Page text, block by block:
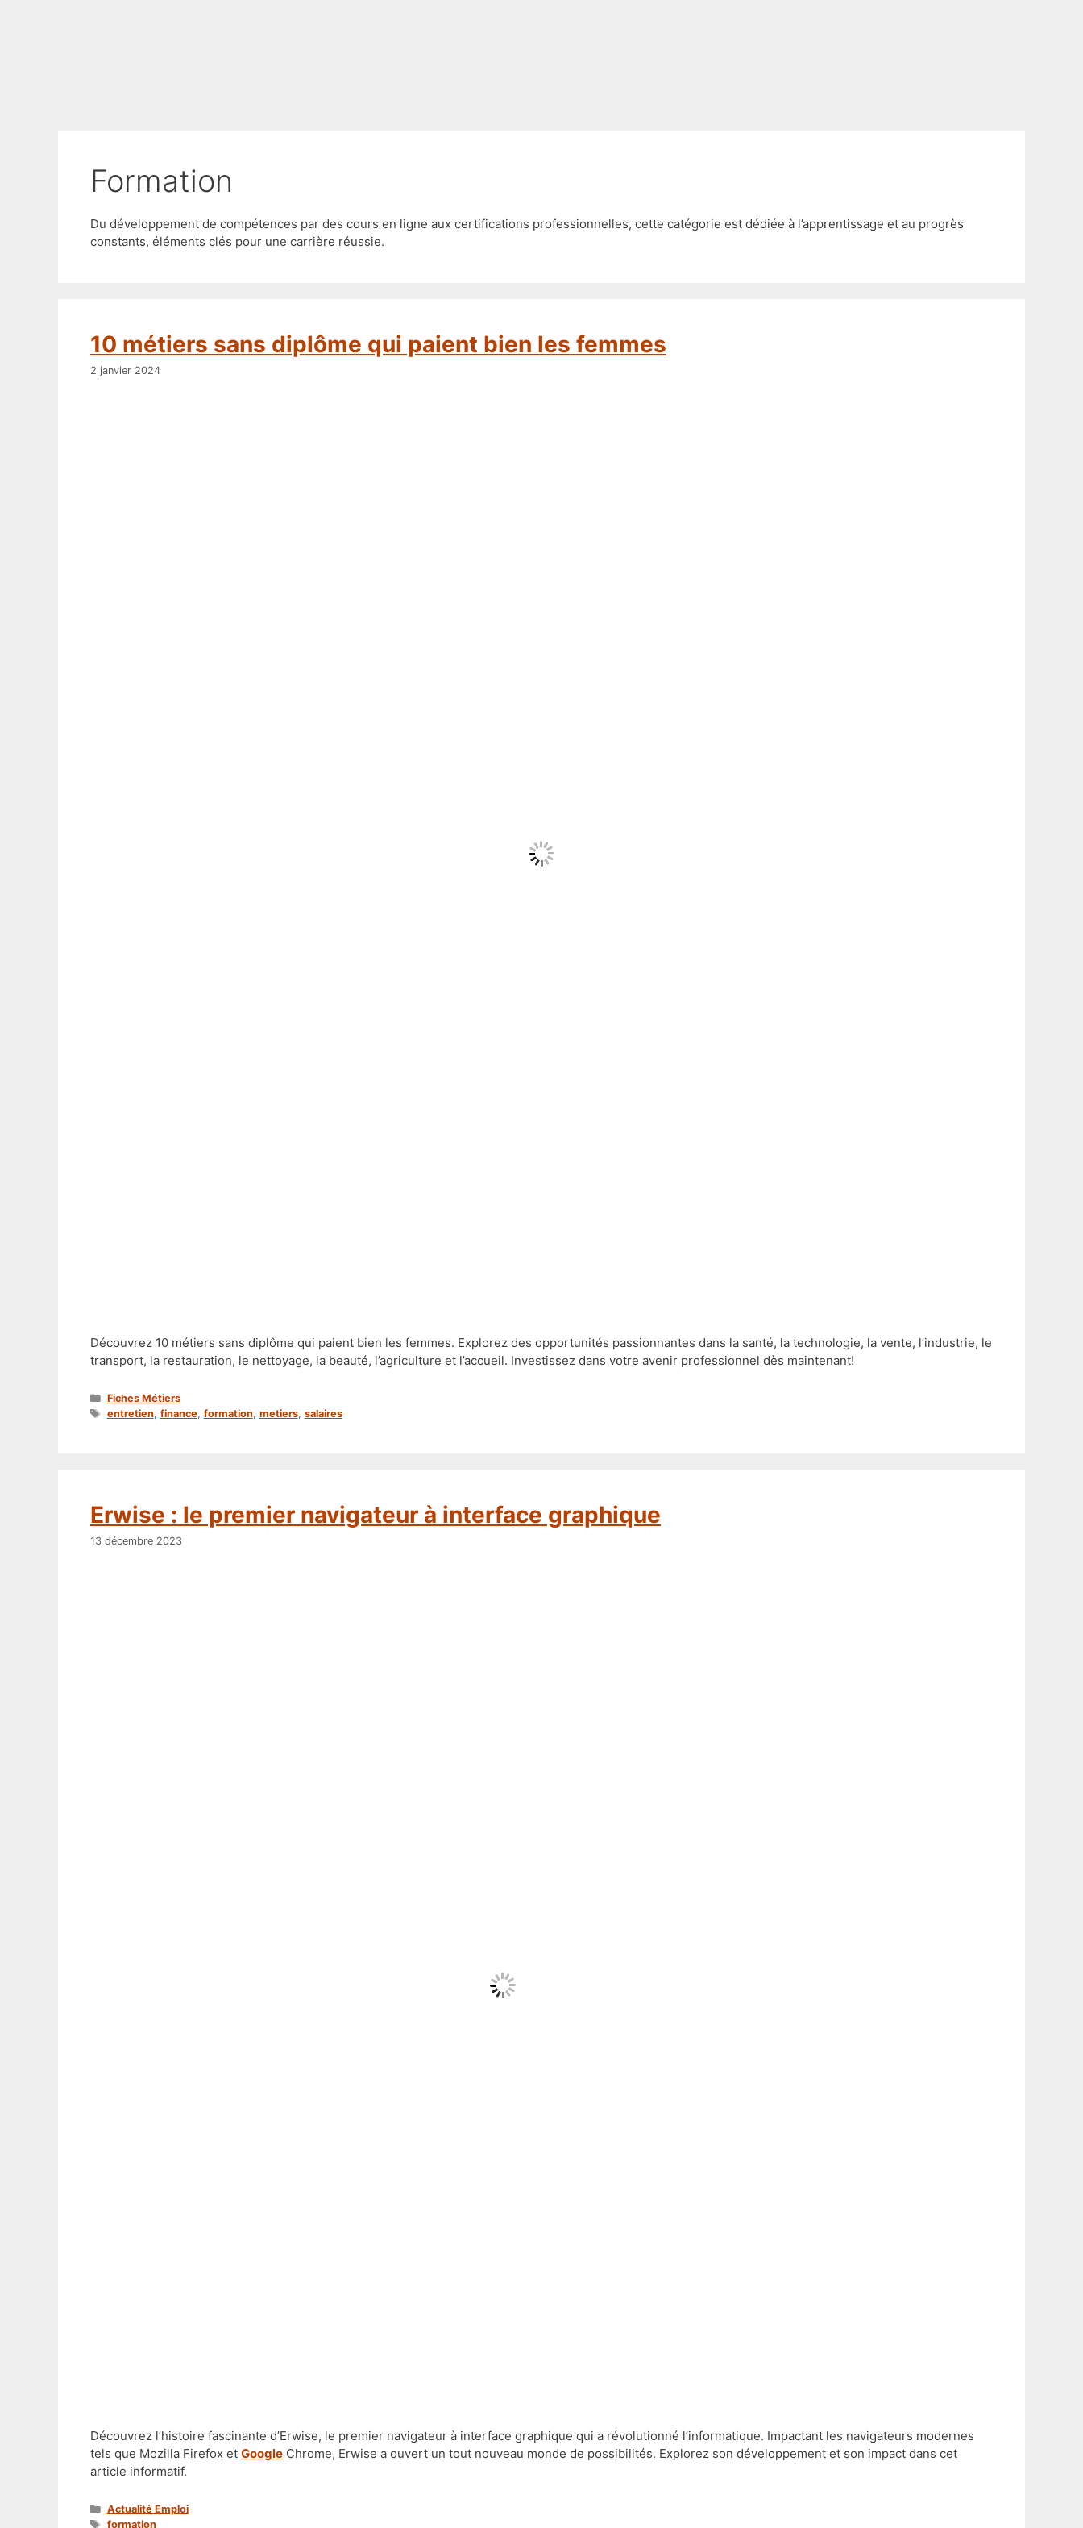
formation
Du développement de compétences par des cours en ligne aux certifications professionnelles, cette catégorie est dédiée à l’apprentissage et au progrès
constants, éléments clés pour une carrière réussie.
10 métiers sans diplôme qui paient bien les femmes
2 janvier 2024
Découvrez 10 métiers sans diplôme qui paient bien les femmes. Explorez des opportunités passionnantes dans la santé, la technologie, la vente, l’industrie, le
transport, la restauration, le nettoyage, la beauté, l’agriculture et l’accueil. Investissez dans votre avenir professionnel dès maintenant!
Catégories
Fiches Métiers
Étiquettes
entretien, finance, formation, metiers, salaires
Erwise : le premier navigateur à interface graphique
13 décembre 2023
Découvrez l’histoire fascinante d’Erwise, le premier navigateur à interface graphique qui a révolutionné l’informatique. Impactant les navigateurs modernes
tels que Mozilla Firefox et Google Chrome, Erwise a ouvert un tout nouveau monde de possibilités. Explorez son développement et son impact dans cet
article informatif.
Catégories
Actualité Emploi
Étiquettes
formation